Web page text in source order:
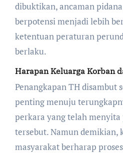
dibuktikan, ancaman
berpotensi menjadi lebih
ketentuan peraturan
berlaku.
Harapan Keluarga Korban
Penangkapan TH disambut
penting menuju
perkara yang telah
tersebut. Namun demikian,
masyarakat berharap